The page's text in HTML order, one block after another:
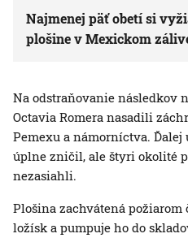
Najmenej päť obetí si
plošine v Mexickom
Na odstraňovanie následkov
Octavia Romera nasadili
Pemexu a námorníctva.
úplne zničil, ale štyri okolité
nezasiahli.
Plošina zachvátená
ložísk a pumpuje ho do